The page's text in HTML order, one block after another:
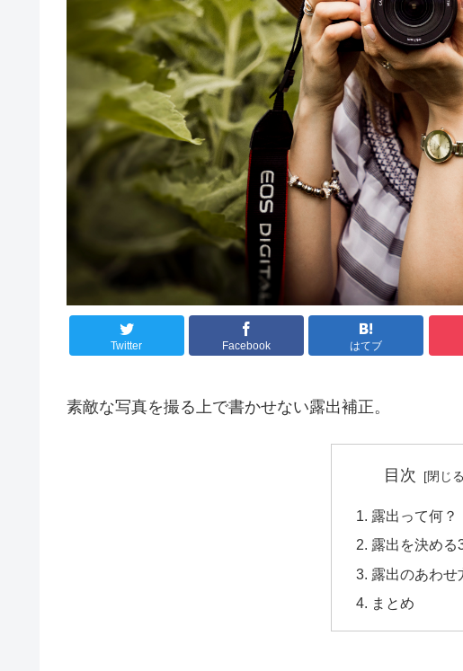
Twitter Facebook はてブ
素敵な写真を撮る上で書かせない露出補正。
目次
露出って何？
露出を決める
露出のあわせ
まとめ